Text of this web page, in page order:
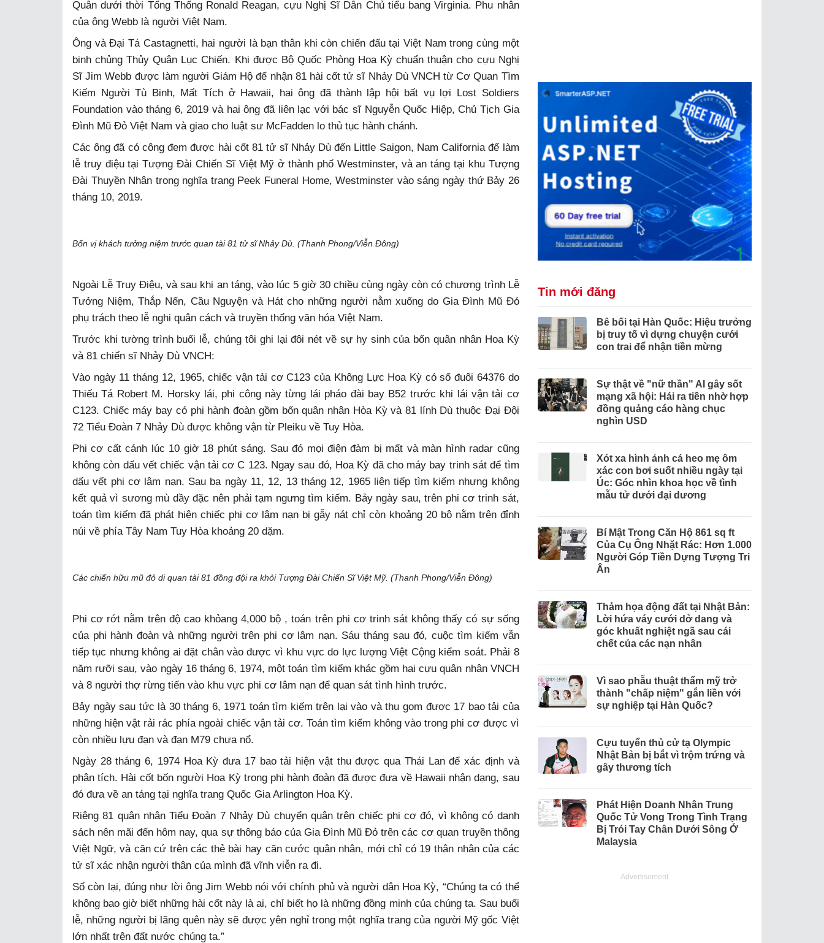
Quân dưới thời Tổng Thống Ronald Reagan, cựu Nghị Sĩ Dân Chủ tiểu bang Virginia. Phu nhân
của ông Webb là người Việt Nam.
Ông và Đại Tá Castagnetti, hai người là bạn thân khi còn chiến đấu tại Việt Nam trong cùng một
binh chủng Thủy Quân Lục Chiến. Khi được Bộ Quốc Phòng Hoa Kỳ chuẩn thuận cho cựu Nghị
Sĩ Jim Webb được làm người Giám Hộ để nhận 81 hài cốt tử sĩ Nhảy Dù VNCH từ Cơ Quan Tìm
Kiếm Người Tù Binh, Mất Tích ở Hawaii, hai ông đã thành lập hội bất vụ lợi Lost Soldiers
Foundation vào tháng 6, 2019 và hai ông đã liên lạc với bác sĩ Nguyễn Quốc Hiệp, Chủ Tịch Gia
Đình Mũ Đỏ Việt Nam và giao cho luật sư McFadden lo thủ tục hành chánh.
Các ông đã có công đem được hài cốt 81 tử sĩ Nhảy Dù đến Little Saigon, Nam California để làm
lễ truy điệu tại Tượng Đài Chiến Sĩ Việt Mỹ ở thành phố Westminster, và an táng tại khu Tượng
Đài Thuyền Nhân trong nghĩa trang Peek Funeral Home, Westminster vào sáng ngày thứ Bảy 26
tháng 10, 2019.
Bốn vị khách tưởng niệm trước quan tài 81 tử sĩ Nhảy Dù. (Thanh Phong/Viễn Đông)
Ngoài Lễ Truy Điệu, và sau khi an táng, vào lúc 5 giờ 30 chiều cùng ngày còn có chương trình Lễ
Tưởng Niệm, Thắp Nến, Cầu Nguyện và Hát cho những người nằm xuống do Gia Đình Mũ Đỏ
phụ trách theo lễ nghi quân cách và truyền thống văn hóa Việt Nam.
Trước khi tường trình buổi lễ, chúng tôi ghi lại đôi nét về sự hy sinh của bốn quân nhân Hoa Kỳ
và 81 chiến sĩ Nhảy Dù VNCH:
Vào ngày 11 tháng 12, 1965, chiếc vận tải cơ C123 của Không Lực Hoa Kỳ có số đuôi 64376 do
Thiếu Tá Robert M. Horsky lái, phi công này từng lái pháo đài bay B52 trước khi lái vận tải cơ
C123. Chiếc máy bay có phi hành đoàn gồm bốn quân nhân Hòa Kỳ và 81 lính Dù thuộc Đại Đội
72 Tiểu Đoàn 7 Nhảy Dù được không vận từ Pleiku về Tuy Hòa.
Phi cơ cất cánh lúc 10 giờ 18 phút sáng. Sau đó mọi điện đàm bị mất và màn hình radar cũng
không còn dấu vết chiếc vận tải cơ C 123. Ngay sau đó, Hoa Kỳ đã cho máy bay trinh sát để tìm
dấu vết phi cơ lâm nạn. Sau ba ngày 11, 12, 13 tháng 12, 1965 liên tiếp tìm kiếm nhưng không
kết quả vì sương mù dầy đặc nên phải tạm ngưng tìm kiếm. Bảy ngày sau, trên phi cơ trinh sát,
toán tìm kiếm đã phát hiện chiếc phi cơ lâm nạn bị gẫy nát chỉ còn khoảng 20 bộ nằm trên đỉnh
núi về phía Tây Nam Tuy Hòa khoảng 20 dặm.
Các chiến hữu mũ đỏ di quan tài 81 đồng đội ra khỏi Tượng Đài Chiến Sĩ Việt Mỹ. (Thanh Phong/Viễn Đông)
Phi cơ rớt nằm trên độ cao khỏang 4,000 bộ , toán trên phi cơ trinh sát không thấy có sự sống
của phi hành đoàn và những người trên phi cơ lâm nạn. Sáu tháng sau đó, cuộc tìm kiếm vẫn
tiếp tục nhưng không ai đặt chân vào được vì khu vực do lực lượng Việt Cộng kiểm soát. Phải 8
năm rưỡi sau, vào ngày 16 tháng 6, 1974, một toán tìm kiếm khác gồm hai cựu quân nhân VNCH
và 8 người thợ rừng tiến vào khu vực phi cơ lâm nạn để quan sát tình hình trước.
Bảy ngày sau tức là 30 tháng 6, 1971 toán tìm kiếm trên lại vào và thu gom được 17 bao tải của
những hiện vật rải rác phía ngoài chiếc vận tải cơ. Toán tìm kiếm không vào trong phi cơ được vì
còn nhiều lựu đạn và đạn M79 chưa nổ.
Ngày 28 tháng 6, 1974 Hoa Kỳ đưa 17 bao tải hiện vật thu được qua Thái Lan để xác định và
phân tích. Hài cốt bốn người Hoa Kỳ trong phi hành đoàn đã được đưa về Hawaii nhận dạng, sau
đó đưa về an táng tại nghĩa trang Quốc Gia Arlington Hoa Kỳ.
Riêng 81 quân nhân Tiểu Đoàn 7 Nhảy Dù chuyển quân trên chiếc phi cơ đó, vì không có danh
sách nên mãi đến hôm nay, qua sự thông báo của Gia Đình Mũ Đỏ trên các cơ quan truyền thông
Việt Ngữ, và căn cứ trên các thẻ bài hay căn cước quân nhân, mới chỉ có 19 thân nhân của các
tử sĩ xác nhận người thân của mình đã vĩnh viễn ra đi.
Số còn lại, đúng như lời ông Jim Webb nói với chính phủ và người dân Hoa Kỳ, “Chúng ta có thể
không bao giờ biết những hài cốt này là ai, chỉ biết họ là những đồng minh của chúng ta. Sau buổi
lễ, những người bị lãng quên này sẽ được yên nghỉ trong một nghĩa trang của người Mỹ gốc Việt
lớn nhất trên đất nước chúng ta.”
Tin mới đăng
Bê bối tại Hàn Quốc: Hiệu trưởng
bị truy tố vì dựng chuyện cưới
con trai để nhận tiền mừng
Sự thật về "nữ thần" AI gây sốt
mạng xã hội: Hái ra tiền nhờ hợp
đồng quảng cáo hàng chục
nghìn USD
Xót xa hình ảnh cá heo mẹ ôm
xác con bơi suốt nhiều ngày tại
Úc: Góc nhìn khoa học về tình
mẫu tử dưới đại dương
Bí Mật Trong Căn Hộ 861 sq ft
Của Cụ Ông Nhặt Rác: Hơn 1.000
Người Góp Tiền Dựng Tượng Tri
Ân
Thảm họa động đất tại Nhật Bản:
Lời hứa váy cưới dở dang và
góc khuất nghiệt ngã sau cái
chết của các nạn nhân
Vì sao phẫu thuật thẩm mỹ trở
thành "chấp niệm" gắn liền với
sự nghiệp tại Hàn Quốc?
Cựu tuyển thủ cử tạ Olympic
Nhật Bản bị bắt vì trộm trứng và
gây thương tích
Phát Hiện Doanh Nhân Trung
Quốc Tử Vong Trong Tình Trạng
Bị Trói Tay Chân Dưới Sông Ở
Malaysia
Advertisement